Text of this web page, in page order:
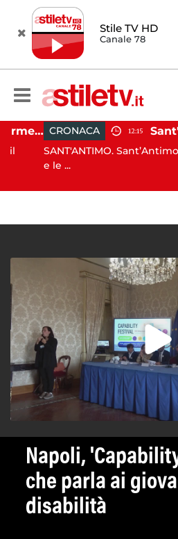
Stile TV HD
Canale 78
Ospedale Battipaglia, regolarmente in funzione il Servizio Trasfusionale CRONACA 12:15
SANT'ANTIMO. Sant’Antimo.
e le ...
Napoli,
che parla ai
disabilità